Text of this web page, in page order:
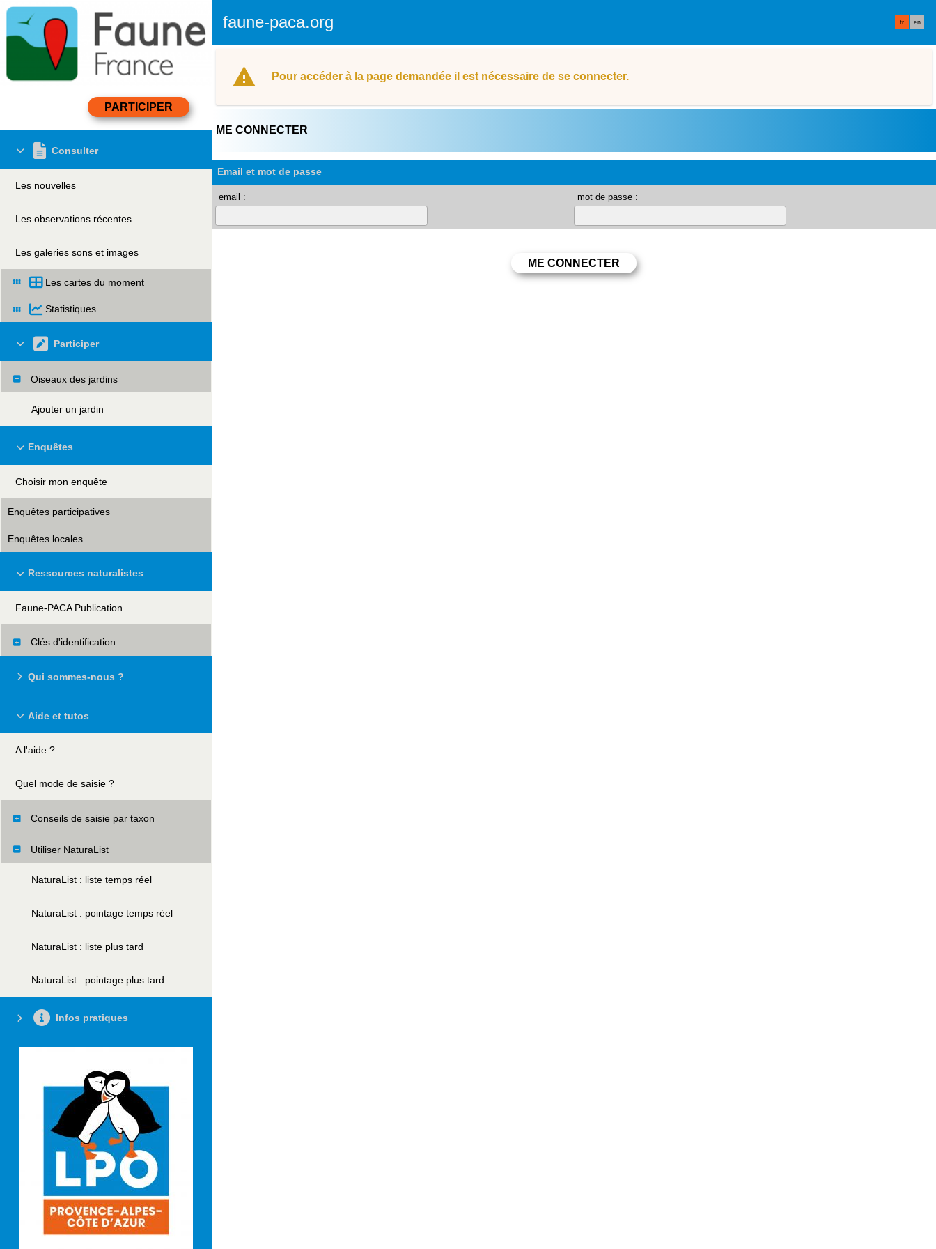
faune-paca.org fr en
Consulter
Les nouvelles
Les observations récentes
Les galeries sons et images
Les cartes du moment
Statistiques
Participer
Oiseaux des jardins
Ajouter un jardin
Enquêtes
Choisir mon enquête
Enquêtes participatives
Enquêtes locales
Ressources naturalistes
Faune-PACA Publication
Clés d'identification
Qui sommes-nous ?
Aide et tutos
A l'aide ?
Quel mode de saisie ?
Conseils de saisie par taxon
Utiliser NaturaList
NaturaList : liste temps réel
NaturaList : pointage temps réel
NaturaList : liste plus tard
NaturaList : pointage plus tard
Infos pratiques
Pour accéder à la page demandée il est nécessaire de se connecter.
ME CONNECTER
Email et mot de passe
email : mot de passe :